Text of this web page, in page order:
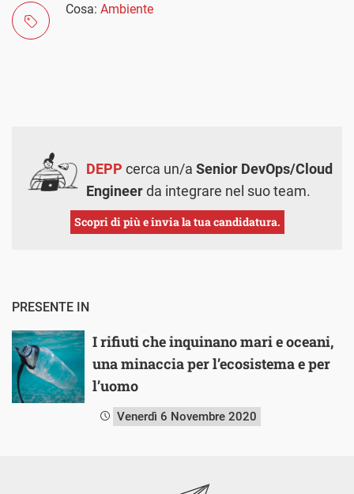
Cosa: Ambiente
DEPP cerca un/a Senior DevOps/Cloud
Engineerda integrare nel suo team.
Scopri di più e invia la tua candidatura.
PRESENTE IN
I rifiuti che inquinano mari e oceani,
una minaccia per l’ecosistema e per
l’uomo
Venerdì 6 Novembre 2020